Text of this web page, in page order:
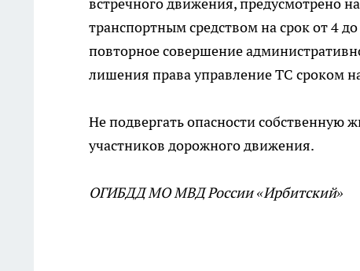
транспортным средством на срок от 4
повторное совершение
лишения права управление ТС сроком
Не подвергать опасности собственную
участников дорожного движения.
ОГИБДД МО МВД России «Ирбитский»